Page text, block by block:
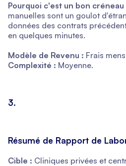
Pourquoi c'est un bon créneau
manuelles sont un goulot
données des contrats
en quelques minutes.
Modèle de Revenu : Frais
Complexité : Moyenne.
3.
Résumé de Rapport de
Cible : Cliniques privées et